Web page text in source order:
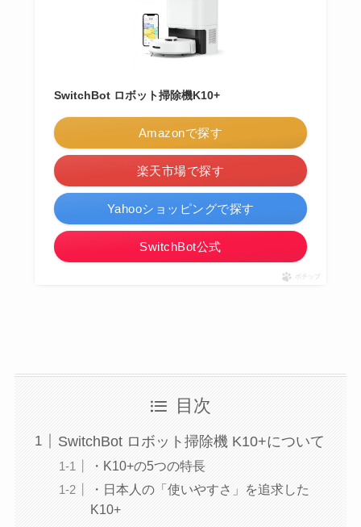
SwitchBot ロボット掃除機K10+
Amazonで探す
楽天市場で探す
Yahooショッピングで探す
SwitchBot公式
ポチップ
目次
SwitchBot ロボット掃除機 K10+について
・K10+の5つの特長
・日本人の「使いやすさ」を追求した
K10+